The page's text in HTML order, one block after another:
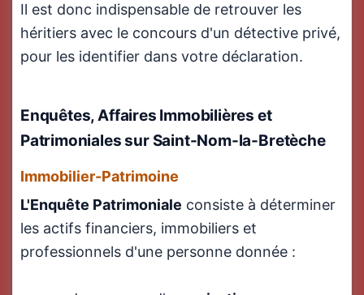
Il est donc indispensable de retrouver les
héritiers avec le concours d'un détective privé,
pour les identifier dans votre déclaration.
Enquêtes, Affaires Immobilières et
Patrimoniales sur Saint-Nom-la-Bretèche
Immobilier-Patrimoine
L'Enquête Patrimoniale consiste à déterminer
les actifs financiers, immobiliers et
professionnels d'une personne donnée :